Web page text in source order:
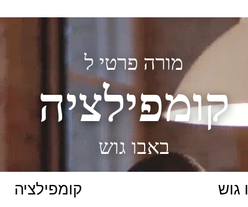
מורה פרטי ל
קומפילציה
באבו גוש